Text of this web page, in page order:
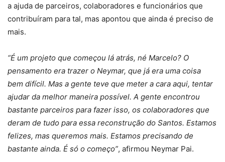
a ajuda de parceiros, colaboradores e funcionários que
contribuíram para tal, mas apontou que ainda é preciso de
mais.
“É um projeto que começou lá atrás, né Marcelo? O
pensamento era trazer o Neymar, que já era uma coisa
bem difícil. Mas a gente teve que meter a cara aqui, tentar
ajudar da melhor maneira possível. A gente encontrou
bastante parceiros para fazer isso, os colaboradores que
deram de tudo para essa reconstrução do Santos. Estamos
felizes, mas queremos mais. Estamos precisando de
bastante ainda. É só o começo”, afirmou Neymar Pai.